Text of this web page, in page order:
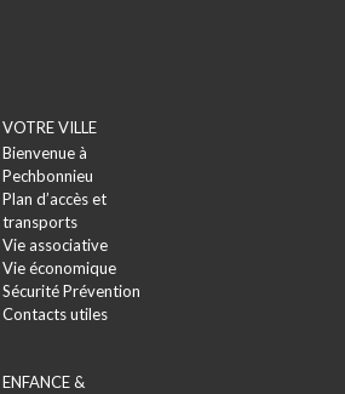
VOTRE VILLE
Bienvenue à
Pechbonnieu
Plan d’accès et
transports
Vie associative
Vie économique
Sécurité Prévention
Contacts utiles
ENFANCE &